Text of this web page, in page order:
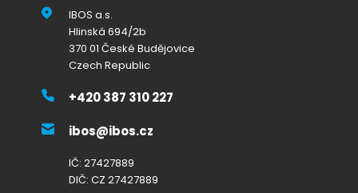
IBOS a.s.
Hlinská 694/2b
370 01 České Budějovice
Czech Republic
+420 387 310 227
ibos@ibos.cz
IČ: 27427889
DIČ: CZ 27427889